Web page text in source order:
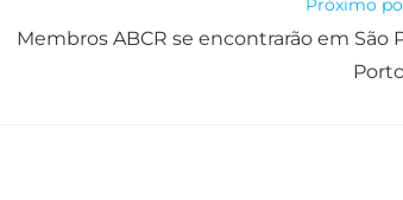
Próximo
Membros ABCR se encontrarão em São